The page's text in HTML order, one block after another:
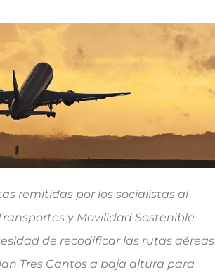
remitidas por los socialistas al
y Movilidad Sostenible
de recodificar las rutas aéreas
Tres Cantos a baja altura para